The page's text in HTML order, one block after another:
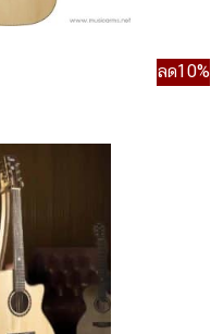
ลด10%